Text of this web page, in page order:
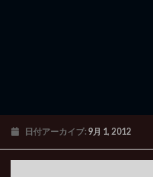
日付アーカイブ: 9月 1, 2012